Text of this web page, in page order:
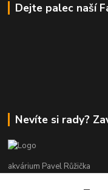
Dejte palec naší
Nevíte si rady?
akvárium Pavel Růžička